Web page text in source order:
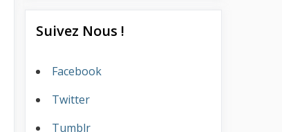
Suivez Nous !
Facebook
Twitter
Tumblr